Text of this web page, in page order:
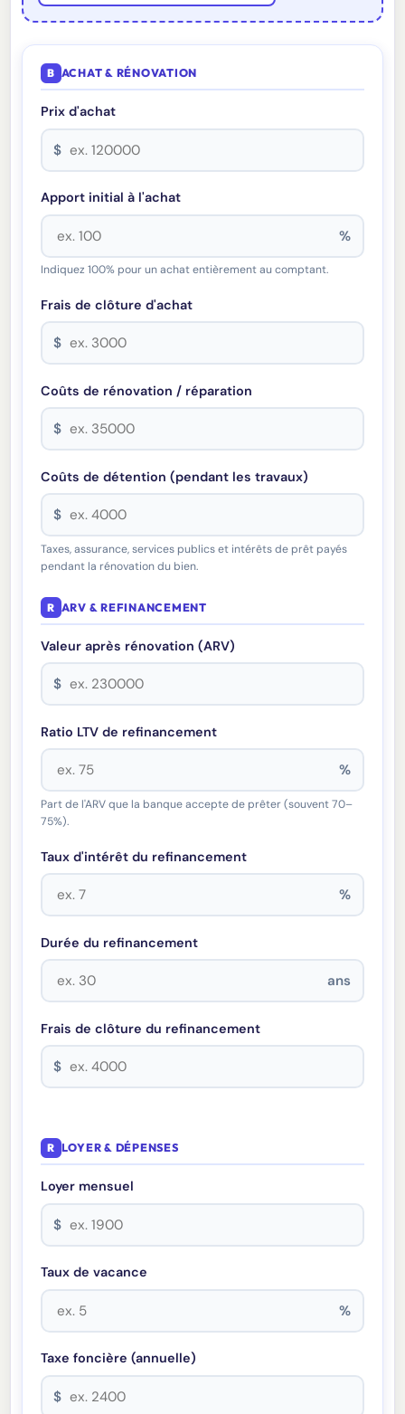
B ACHAT & RÉNOVATION
Prix d'achat
$
Apport initial à l'achat
%
Indiquez 100% pour un achat entièrement au comptant.
Frais de clôture d'achat
$
Coûts de rénovation / réparation
$
Coûts de détention (pendant les travaux)
$
Taxes, assurance, services publics et intérêts de prêt payés
pendant la rénovation du bien.
R ARV & REFINANCEMENT
Valeur après rénovation (ARV)
$
Ratio LTV de refinancement
%
Part de l'ARV que la banque accepte de prêter (souvent 70–
75%).
Taux d'intérêt du refinancement
%
Durée du refinancement
ans
Frais de clôture du refinancement
$
R LOYER & DÉPENSES
Loyer mensuel
$
Taux de vacance
%
Taxe foncière (annuelle)
$